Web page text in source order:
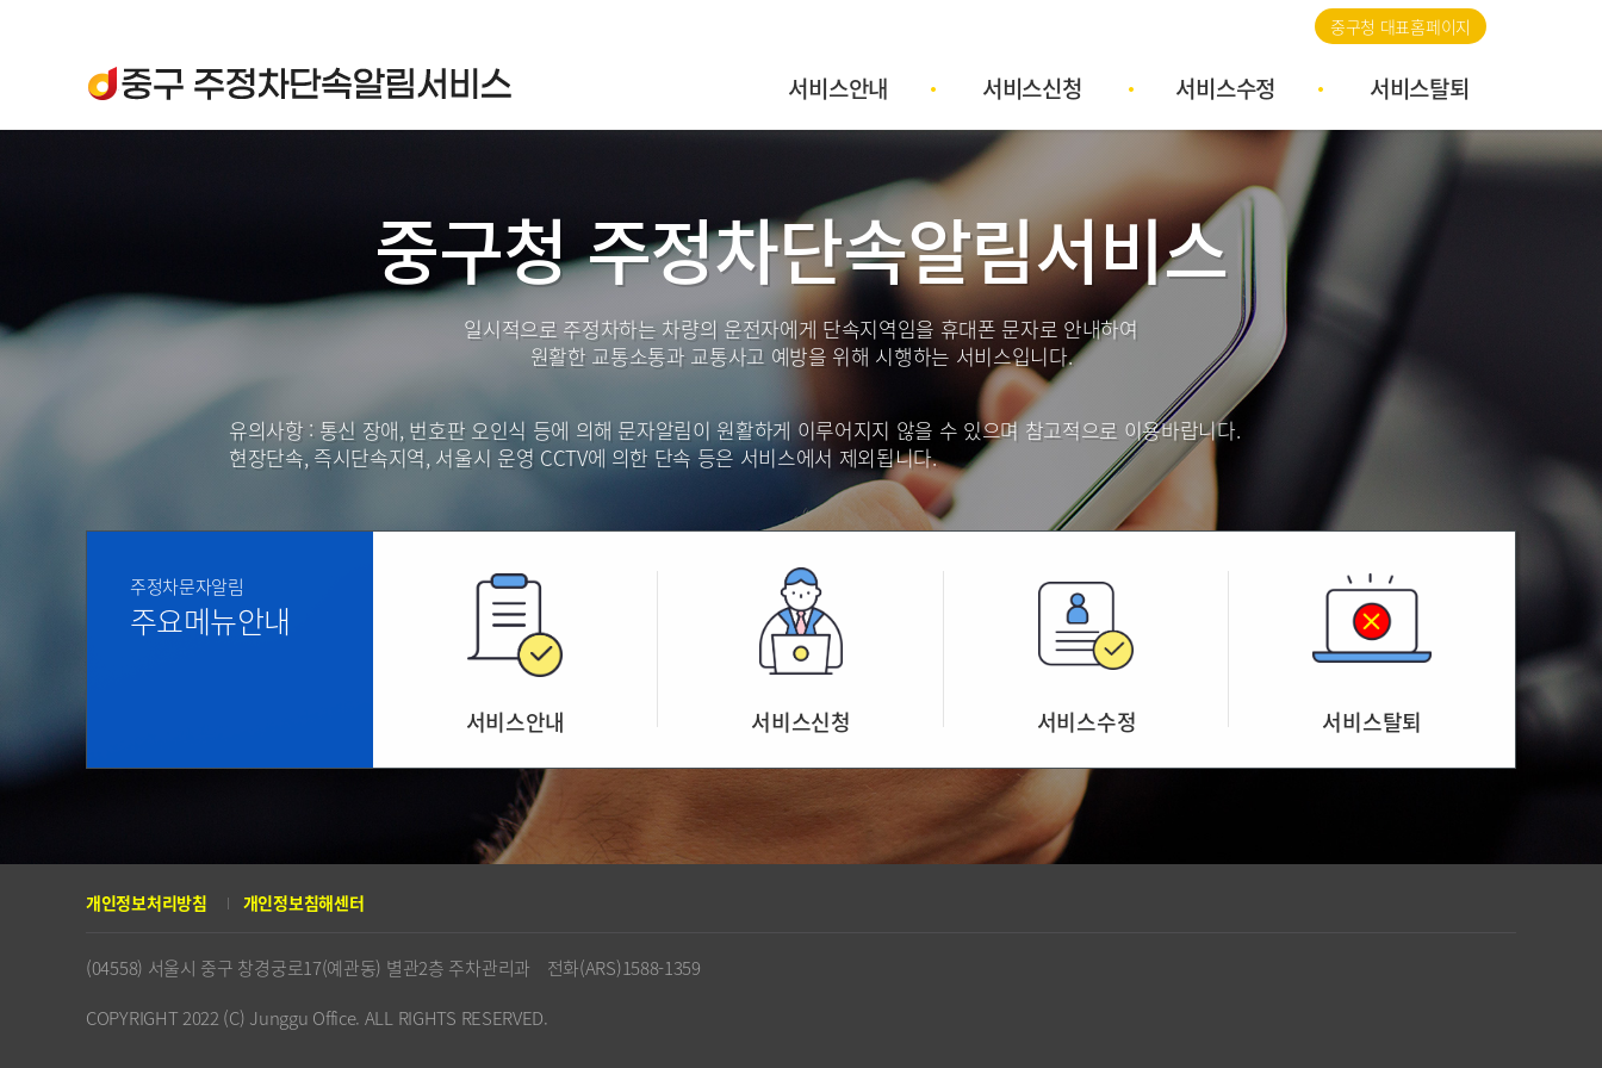
중구청 대표홈페이지
서비스안내 서비스신청 서비스수정 서비스탈퇴
중구청 주정차단속알림서비스
일시적으로 주정차하는 차량의 운전자에게 단속지역임을 휴대폰 문자로 안내하여
원활한 교통소통과 교통사고 예방을 위해 시행하는 서비스입니다.
유의사항 : 통신 장애, 번호판 오인식 등에 의해 문자알림이 원활하게 이루어지지 않을 수 있으며 참고적으로 이용바랍니다.
현장단속, 즉시단속지역, 서울시 운영 CCTV에 의한 단속 등은 서비스에서 제외됩니다.
주정차문자알림
주요메뉴안내
서비스안내 서비스신청 서비스수정 서비스탈퇴
개인정보처리방침 개인정보침해센터
(04558) 서울시 중구 창경궁로17(예관동) 별관2층 주차관리과
전화(ARS)1588-1359
COPYRIGHT 2022 (C) Junggu Office. ALL RIGHTS RESERVED.